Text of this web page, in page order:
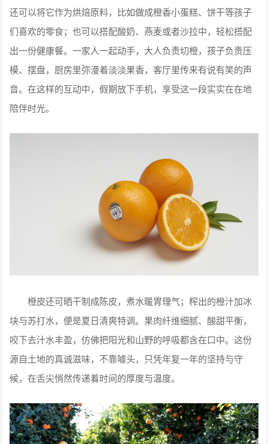
还可以将它作为烘焙原料，比如做成橙香小蛋糕、饼干等孩子
们喜欢的零食；也可以搭配酸奶、燕麦或者沙拉中，轻松搭配
出一份健康餐。一家人一起动手，大人负责切橙，孩子负责压
模、摆盘，厨房里弥漫着淡淡果香，客厅里传来有说有笑的声
音。在这样的互动中，假期放下手机，享受这一段实实在在地
陪伴时光。
橙皮还可晒干制成陈皮，煮水暖胃理气；榨出的橙汁加冰
块与苏打水，便是夏日清爽特调。果肉纤维细腻、酸甜平衡，
咬下去汁水丰盈，仿佛把阳光和山野的呼吸都含在口中。这份
源自土地的真诚滋味，不靠噱头，只凭年复一年的坚持与守
候，在舌尖悄然传递着时间的厚度与温度。